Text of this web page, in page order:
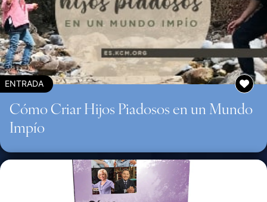
ENTRADA
Cómo Criar Hijos Piadosos en un Mundo
Impío